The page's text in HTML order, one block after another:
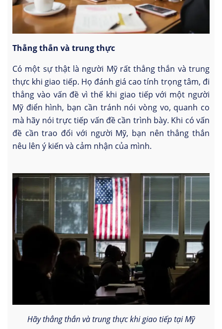
Thẳng thắn và trung thực
Có một sự thật là người Mỹ rất thẳng thắn và trung
thực khi giao tiếp. Họ đánh giá cao tính trọng tâm, đi
thẳng vào vấn đề vì thế khi giao tiếp với một người
Mỹ điển hình, bạn cần tránh nói vòng vo, quanh co
mà hãy nói trực tiếp vấn đề cần trình bày. Khi có vấn
đề cần trao đổi với người Mỹ, bạn nên thẳng thắn
nêu lên ý kiến và cảm nhận của mình.
Hãy thẳng thắn và trung thực khi giao tiếp tại Mỹ